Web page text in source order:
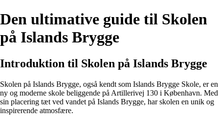
Den ultimative guide til Skolen
på Islands Brygge
Introduktion til Skolen på Islands Brygge
Skolen på Islands Brygge, også kendt som Islands Brygge Skole, er en
ny og moderne skole beliggende på Artillerivej 130 i København. Med
sin placering tæt ved vandet på Islands Brygge, har skolen en unik og
inspirerende atmosfære.